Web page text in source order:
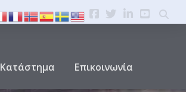
Κατάστημα Επικοινωνία